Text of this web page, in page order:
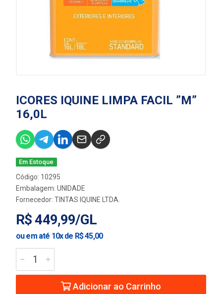
ICORES IQUINE LIMPA FACIL ”M”
16,0L
Em Estoque
Código: 10295
Embalagem: UNIDADE
Fornecedor: TINTAS IQUINE LTDA.
R$ 449,99/GL
ou em até 10x de R$ 45,00
Adicionar ao Carrinho